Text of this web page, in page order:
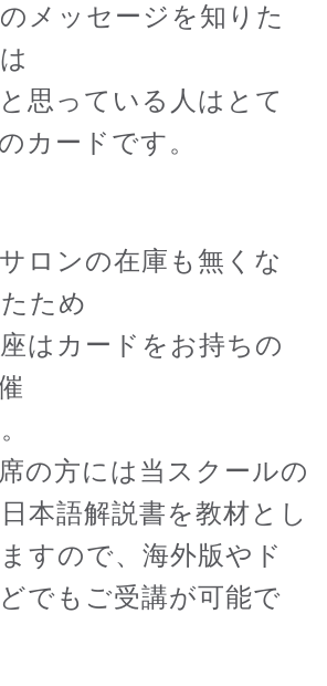
メッセージを知りた
思っている人はとて
カードです。
ロンの在庫も無くな
ため
はカードをお持ちの
の方には当スクールの
本語解説書を教材とし
すので、海外版やド
でもご受講が可能で